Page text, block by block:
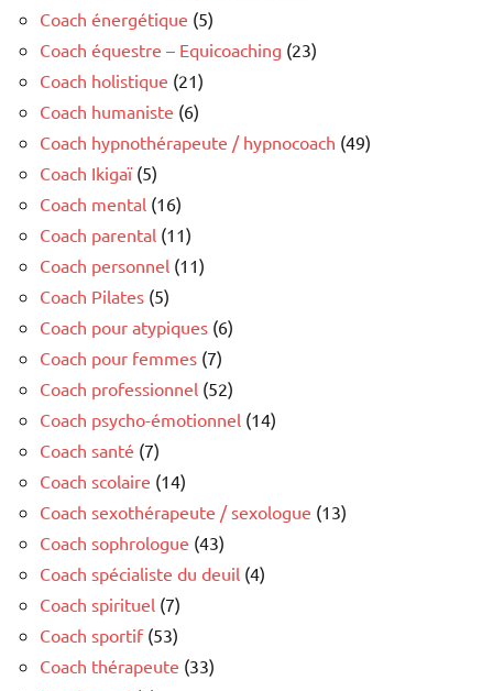
Coach énergétique (5)
Coach équestre – Equicoaching (23)
Coach holistique (21)
Coach humaniste (6)
Coach hypnothérapeute / hypnocoach (49)
Coach Ikigaï(5)
Coach mental (16)
Coach parental (11)
Coach personnel (11)
Coach Pilates (5)
Coach pour atypiques (6)
Coach pour femmes (7)
Coach professionnel (52)
Coach psycho-émotionnel (14)
Coach santé (7)
Coach scolaire (14)
Coach sexothérapeute / sexologue (13)
Coach sophrologue (43)
Coach spécialiste du deuil (4)
Coach spirituel (7)
Coach sportif(53)
Coach thérapeute (33)